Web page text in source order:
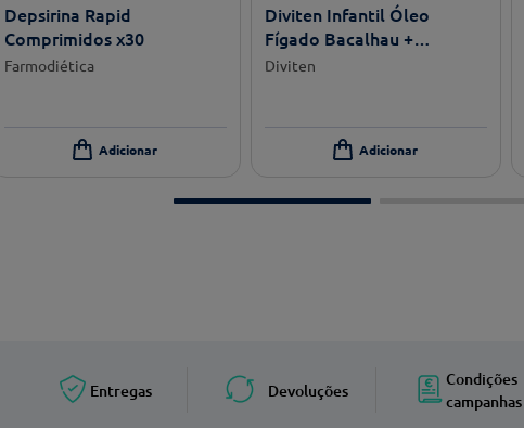
Depsirina Rapid
Comprimidos x30
Farmodiética
Diviten Infantil Óleo
Fígado Bacalhau +
Vitaminas 300ml
Diviten
Entregas Devoluções
Condições
campanhas